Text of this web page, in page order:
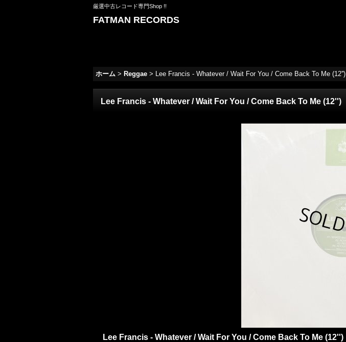
厳選中古レコード専門Shop !!
FATMAN RECORDS
ホーム > Reggae > Lee Francis - Whatever / Wait For You / Come Back To Me (12'')
Lee Francis - Whatever / Wait For You / Come Back To Me (12'')
Lee Francis - Whatever / Wait For You / Come Back To Me (12'')